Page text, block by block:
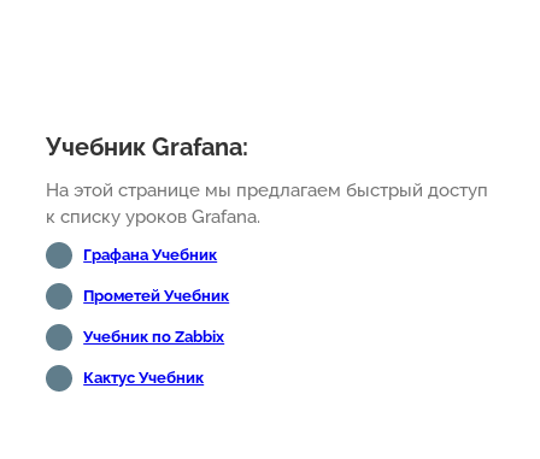
Учебник Grafana:
На этой странице мы предлагаем быстрый доступ
к списку уроков Grafana.
Графана Учебник
Прометей Учебник
Учебник по Zabbix
Кактус Учебник